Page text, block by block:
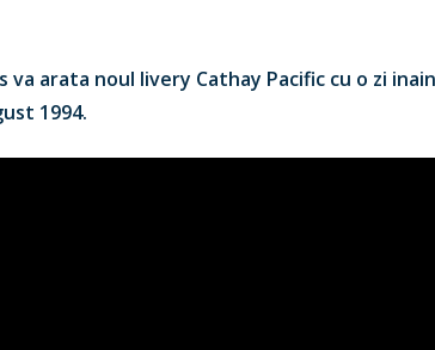
va arata noul livery Cathay Pacific cu o zi
1994.